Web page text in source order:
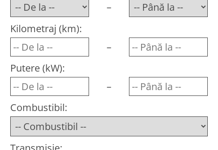
–
Kilometraj (km):
–
Putere (kW):
–
Combustibil: